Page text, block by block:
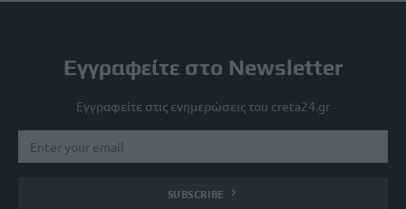
Εγγραφείτε στο Newsletter
Εγγραφείτε στις ενημερώσεις του creta24.gr
SUBSCRIBE